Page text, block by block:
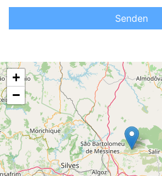
Senden
+
−